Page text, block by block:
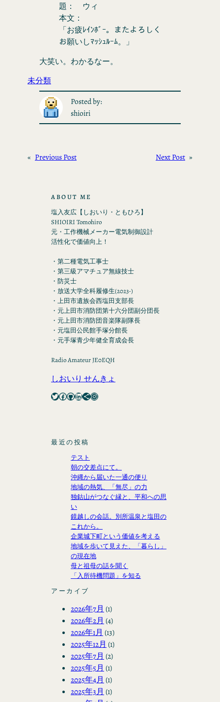
題： ウィ
本文：
「お疲ﾚｲﾝﾎﾞｰ。またよろしく
お願いしﾏｯｼｭﾙｰﾑ。」
大笑い。わかるなー。
未分類
Posted by:
shioiri
« Previous Post Next Post »
ABOUT ME
塩入友広【しおいり・ともひろ】
SHIOIRI Tomohiro
元・工作機械メーカー電気制御設計
活性化で価値向上！
・第二種電気工事士
・第三級アマチュア無線技士
・防災士
・放送大学全科履修生(2023-)
・上田市遺族会西塩田支部長
・元上田市消防団第十六分団副分団長
・元上田市消防団音楽隊副隊長
・元塩田公民館手塚分館長
・元手塚青少年健全育成会長
Radio Amateur JE0EQH
しおいり せんきょ
Twitter Facebook GitHub LinkedIn Share Icon Instagram
最近の投稿
テスト
朝の交差点にて。
沖縄から届いた一通の便り
地域の熱気、「無尽」の力
独鈷山がつなぐ縁と、平和への思
い
鏡越しの会話。別所温泉と塩田の
これから。
企業城下町という価値を考える
地域を歩いて見えた、「暮らし」
の現在地
母と祖母の話を聞く
「入所待機問題」を知る
アーカイブ
2026年7月 (1)
2026年2月 (4)
2026年1月 (13)
2025年12月 (1)
2025年7月 (2)
2025年5月 (1)
2025年4月 (1)
2025年3月 (1)